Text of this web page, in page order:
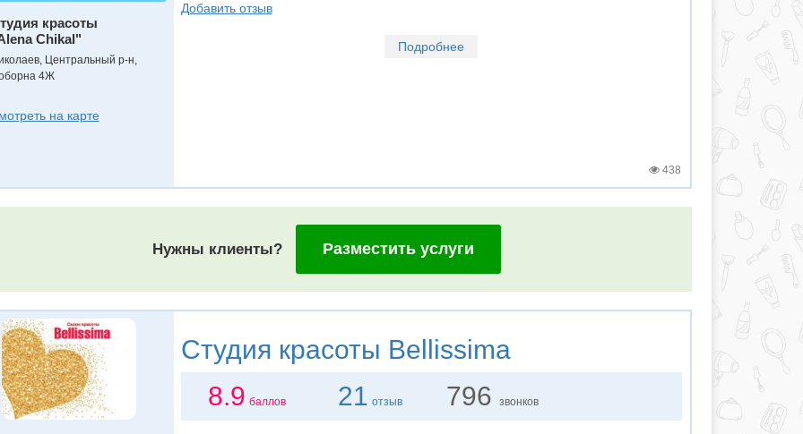
красоты
Chikal"
Центральный р-н,
4Ж
на карте
Добавить отзыв
Подробнее
438
Нужны клиенты? Разместить услуги
Студия красоты Bellissima
8.9 баллов 21 отзыв 796 звонков